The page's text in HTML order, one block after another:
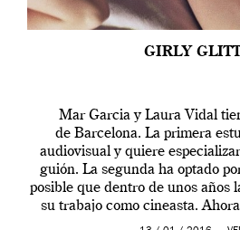
GIRLY
Mar Garcia y Laura Vidal
de Barcelona. La primera
audiovisual y quiere
guión. La segunda ha optado
posible que dentro de unos años
su trabajo como cineasta.
contarnos